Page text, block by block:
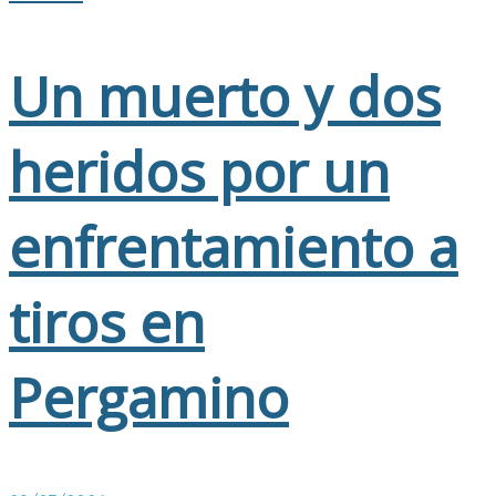
Un muerto y dos
heridos por un
enfrentamiento a
tiros en
Pergamino